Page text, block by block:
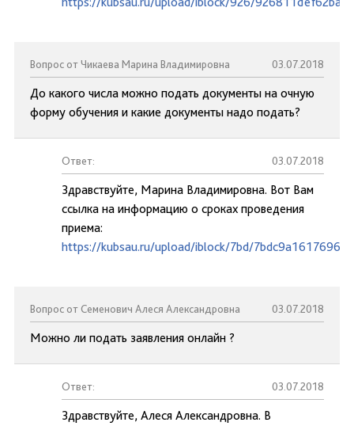
Вопрос от Чикаева Марина Владимировна 03.07.2018
До какого числа можно подать документы на очную
форму обучения и какие документы надо подать?
Ответ: 03.07.2018
Здравствуйте, Марина Владимировна. Вот Вам
ссылка на информацию о сроках проведения
приема:
https://kubsau.ru/upload/iblock/7bd/
Вопрос от Семенович Алеся Александровна 03.07.2018
Можно ли подать заявления онлайн ?
Ответ: 03.07.2018
Здравствуйте, Алеся Александровна. В